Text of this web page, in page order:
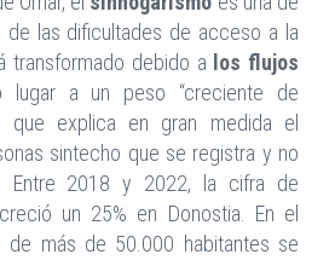
de las dificultades de acceso a la
transformado debido a los flujos
lugar a un peso “creciente de
que explica en gran medida el
sintecho que se registra y no
Entre 2018 y 2022, la cifra de
un 25% en Donostia. En el
de más de 50.000 habitantes se